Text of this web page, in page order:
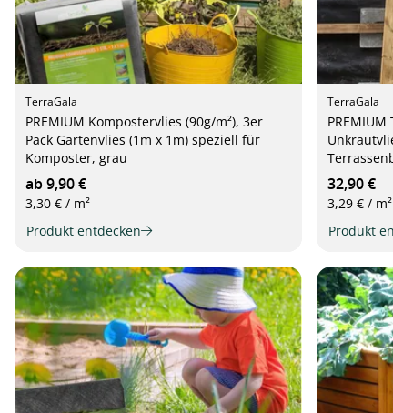
TerraGala
PREMIUM Kompostervlies (90g/m²), 3er
Pack Gartenvlies (1m x 1m) speziell für
Komposter, grau
ab 9,90 €
3,30 € / m²
Produkt entdecken
TerraGala
32,90 €
3,29 € / m²
Produkt